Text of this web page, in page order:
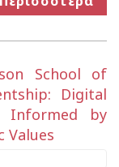
School of
Digital
Informed by
Values